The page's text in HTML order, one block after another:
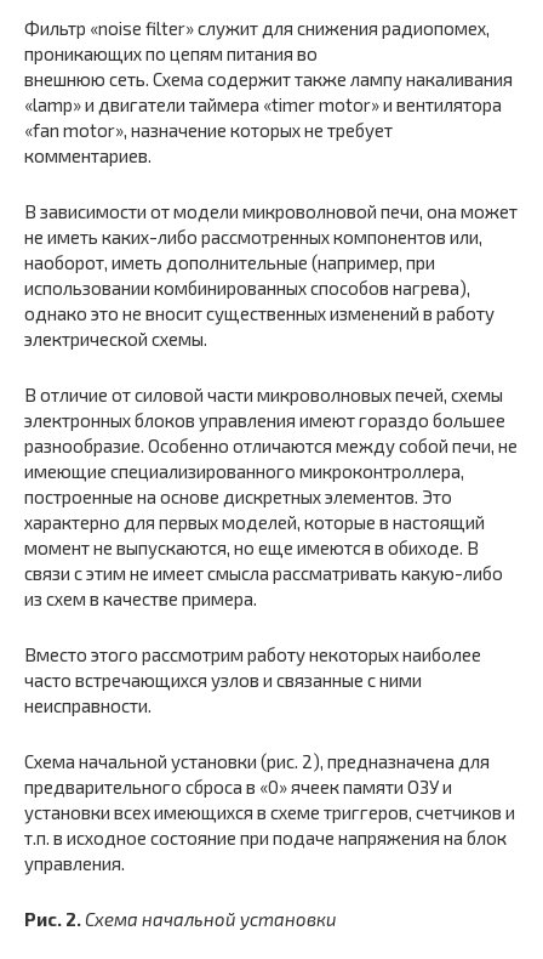
Фильтр «noise filter» служит для снижения радиопомех,
проникающих по цепям питания во
внешнюю сеть. Схема содержит также лампу накаливания
«lamp» и двигатели таймера «timer motor» и вентилятора
«fan motor», назначение которых не требует
комментариев.
В зависимости от модели микроволновой печи, она может
не иметь каких-либо рассмотренных компонентов или,
наоборот, иметь дополнительные (например, при
использовании комбинированных способов нагрева),
однако это не вносит существенных изменений в работу
электрической схемы.
В отличие от силовой части микроволновых печей, схемы
электронных блоков управления имеют гораздо большее
разнообразие. Особенно отличаются между собой печи, не
имеющие специализированного микроконтроллера,
построенные на основе дискретных элементов. Это
характерно для первых моделей, которые в настоящий
момент не выпускаются, но еще имеются в обиходе. В
связи с этим не имеет смысла рассматривать какую-либо
из схем в качестве примера.
Вместо этого рассмотрим работу некоторых наиболее
часто встречающихся узлов и связанные с ними
неисправности.
Схема начальной установки (рис. 2), предназначена для
предварительного сброса в «0» ячеек памяти ОЗУ и
установки всех имеющихся в схеме триггеров, счетчиков и
т.п. в исходное состояние при подаче напряжения на блок
управления.
Рис. 2. Схема начальной установки